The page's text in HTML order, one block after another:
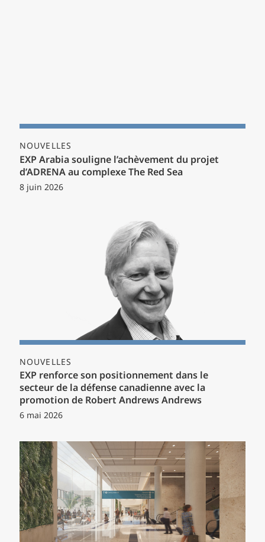
NOUVELLES
EXP Arabia souligne l’achèvement du projet
d’ADRENA au complexe The Red Sea
8 juin 2026
NOUVELLES
EXP renforce son positionnement dans le
secteur de la défense canadienne avec la
promotion de Robert Andrews Andrews
6 mai 2026